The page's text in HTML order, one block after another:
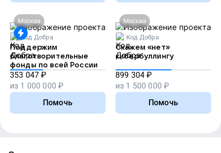
Москва
Код Добра
Поддержим
благотворительные
фонды по всей России
353 047 ₽
из 1 000 000 ₽
Помочь
Москва
Код Добра
Скажем «нет»
кибербуллингу
899 304 ₽
из 1 500 000 ₽
Помочь